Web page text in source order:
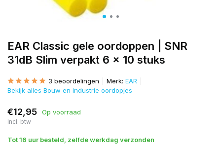
EAR Classic gele oordoppen | SNR
31dB Slim verpakt 6 x 10 stuks
3 beoordelingen Merk: EAR
Bekijk alles Bouw en industrie oordopjes
€12,95 Op voorraad
Incl. btw
Tot 16 uur besteld, zelfde werkdag verzonden